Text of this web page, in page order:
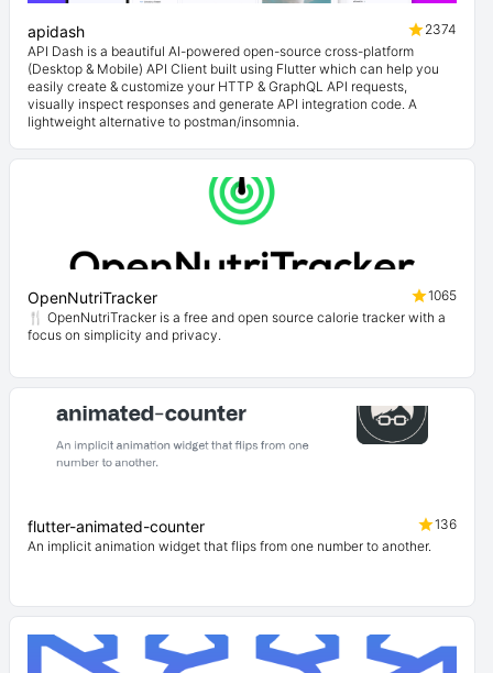
apidash
2374
API Dash is a beautiful AI-powered open-source cross-platform
(Desktop & Mobile) API Client built using Flutter which can help you
easily create & customize your HTTP & GraphQL API requests,
visually inspect responses and generate API integration code. A
lightweight alternative to postman/insomnia.
OpenNutriTracker
1065
🍴 OpenNutriTracker is a free and open source calorie tracker with a
focus on simplicity and privacy.
flutter-animated-counter
136
An implicit animation widget that flips from one number to another.